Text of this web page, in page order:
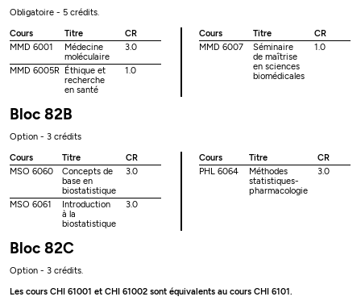
Obligatoire - 5 crédits.
Cours
Titre
CR
MMD 6001
Médecine
moléculaire
3.0
MMD 6005R Éthique et
recherche
en santé
1.0
Cours Titre
CR
MMD 6007
Séminaire
de maîtrise
en sciences
biomédicales
1.0
Bloc 82B
Option - 3 crédits
Cours
Titre
CR
MSO 6060
Concepts de
base en
biostatistique
3.0
MSO 6061
Introduction
à la
biostatistique
3.0
Cours Titre
CR
PHL 6064
Méthodes
statistiques-
pharmacologie
3.0
Bloc 82C
Option - 3 crédits.
Les cours CHI 61001 et CHI 61002 sont équivalents au cours CHI 6101.